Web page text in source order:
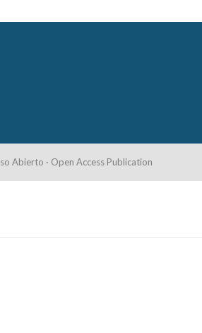
Abierto · Open Access Publication